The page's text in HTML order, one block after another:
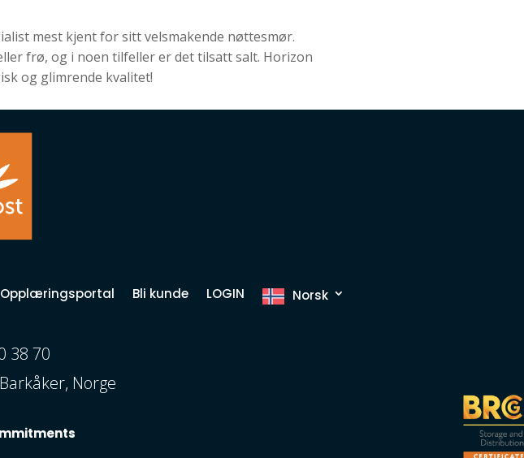
mest kjent for sitt velsmakende nøttesmør.
frø, og i noen tilfeller er det tilsatt salt. Horizon
og glimrende kvalitet!
Opplæringsportal Bli kunde LOGIN Norsk
38 70
Norge